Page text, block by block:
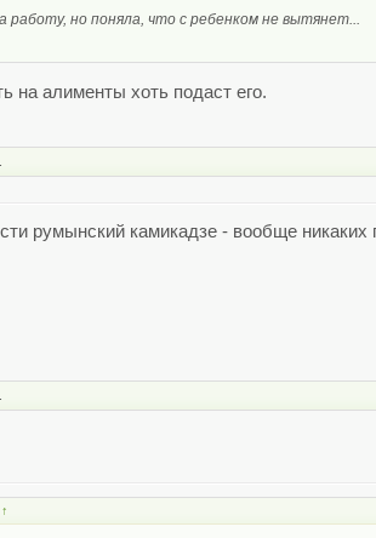
работу, но поняла, что с ребенком не вытянет...
на алименты хоть подаст его.
румынский камикадзе - вообще
↑